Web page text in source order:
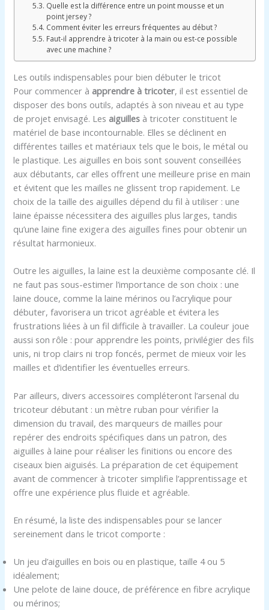
Quelle est la différence entre un point mousse et un
point jersey ?
Comment éviter les erreurs fréquentes au début ?
Faut-il apprendre à tricoter à la main ou est-ce possible
avec une machine ?
Les outils indispensables pour bien débuter le tricot
Pour commencer à apprendre à tricoter, il est essentiel de
disposer des bons outils, adaptés à son niveau et au type
de projet envisagé. Les aiguilles à tricoter constituent le
matériel de base incontournable. Elles se déclinent en
différentes tailles et matériaux tels que le bois, le métal ou
le plastique. Les aiguilles en bois sont souvent conseillées
aux débutants, car elles offrent une meilleure prise en main
et évitent que les mailles ne glissent trop rapidement. Le
choix de la taille des aiguilles dépend du fil à utiliser : une
laine épaisse nécessitera des aiguilles plus larges, tandis
qu’une laine fine exigera des aiguilles fines pour obtenir un
résultat harmonieux.
Outre les aiguilles, la laine est la deuxième composante clé. Il
ne faut pas sous-estimer l’importance de son choix : une
laine douce, comme la laine mérinos ou l’acrylique pour
débuter, favorisera un tricot agréable et évitera les
frustrations liées à un fil difficile à travailler. La couleur joue
aussi son rôle : pour apprendre les points, privilégier des fils
unis, ni trop clairs ni trop foncés, permet de mieux voir les
mailles et d’identifier les éventuelles erreurs.
Par ailleurs, divers accessoires compléteront l’arsenal du
tricoteur débutant : un mètre ruban pour vérifier la
dimension du travail, des marqueurs de mailles pour
repérer des endroits spécifiques dans un patron, des
aiguilles à laine pour réaliser les finitions ou encore des
ciseaux bien aiguisés. La préparation de cet équipement
avant de commencer à tricoter simplifie l’apprentissage et
offre une expérience plus fluide et agréable.
En résumé, la liste des indispensables pour se lancer
sereinement dans le tricot comporte :
Un jeu d’aiguilles en bois ou en plastique, taille 4 ou 5
idéalement;
Une pelote de laine douce, de préférence en fibre acrylique
ou mérinos;